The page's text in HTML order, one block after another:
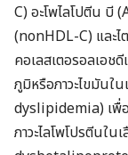
C) อะโพไลโปตีน บี
(nonHDL-C) และไ
คอเลสเตอรอลเอช
ภูมิหรือภาวะไขมัน
dyslipidemia) เพื่อ
ภาวะไลโพโปรตีนใ